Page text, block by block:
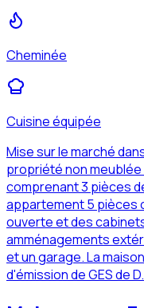
Cheminée
Cuisine équipée
Mise sur le marché
propriété non meublée
comprenant 3 pièces
appartement 5 pièces
ouverte et des
amménagements
et un garage. La
d'émission de GES de D.